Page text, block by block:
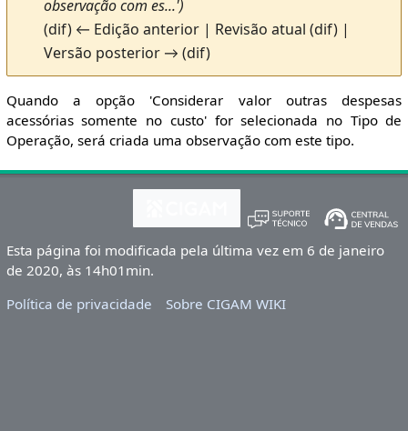
observação com es...')
(dif) ← Edição anterior | Revisão atual (dif) |
Versão posterior → (dif)
Quando a opção 'Considerar valor outras despesas
acessórias somente no custo' for selecionada no Tipo de
Operação, será criada uma observação com este tipo.
Esta página foi modificada pela última vez em 6 de janeiro
de 2020, às 14h01min.
Política de privacidade
Sobre CIGAM WIKI